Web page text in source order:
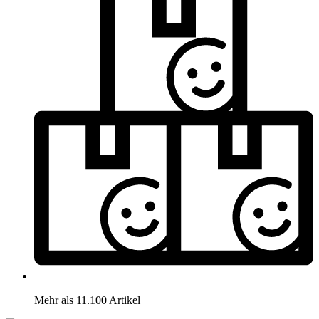
Mehr als 11.100 Artikel